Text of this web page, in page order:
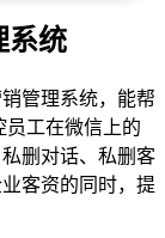
系统
管理系统，能帮
员工在微信上的
删对话、私删客
客资的同时，提